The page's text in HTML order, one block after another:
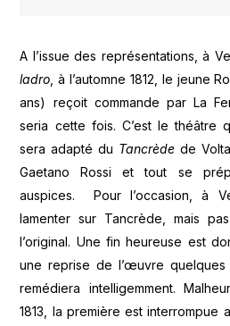
A l’issue des représentations, à
ladro , à l’automne 1812, le jeune
ans) reçoit commande par La
seria cette fois. C’est le théâtre
sera adapté du Tancrèdede
Gaetano Rossi et tout se
auspices. Pour l’occasion, à
lamenter sur Tancrède, mais
l’original. Une fin heureuse est
une reprise de l’œuvre quelques
remédiera intelligemment.
1813, la première est interrompue